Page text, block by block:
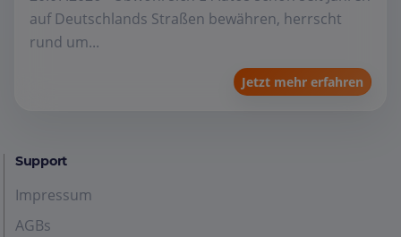
auf Deutschlands Straßen bewähren, herrscht
rund um...
Jetzt mehr erfahren
Support
Impressum
AGBs